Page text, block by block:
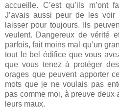
accueille. C’est qu’ils m’ont
J’avais aussi peur de les
laisser pour toujours. Ils
veulent. Dangereux de vérité
parfois, fait moins mal qu’un
tout le bel édifice que vous
que vous tenez à protéger
orages que peuvent apporter
mots que je ne voulais pas
pas comme moi, à preuve deux
leurs maux.